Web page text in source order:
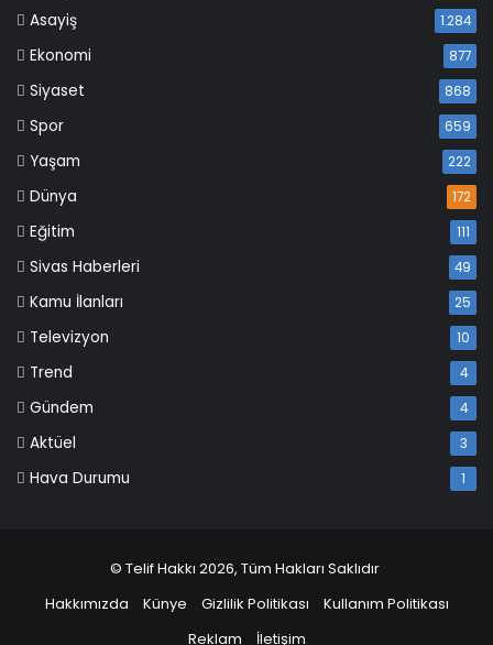
Asayiş 1.284
Ekonomi 877
Siyaset 868
Spor 659
Yaşam 222
Dünya 172
Eğitim 111
Sivas Haberleri 49
Kamu İlanları 25
Televizyon 10
Trend 4
Gündem 4
Aktüel 3
Hava Durumu 1
© Telif Hakkı 2026, Tüm Hakları Saklıdır
Hakkımızda
Künye Gizlilik Politikası
Kullanım Politikası
Reklam
İletişim